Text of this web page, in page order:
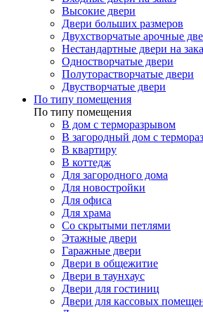
Высокие двери
Двери больших размеров
Двухстворчатые арочные
Нестандартные двери на
Одностворчатые двери
Полуторастворчатые двери
Двустворчатые двери
По типу помещения
По типу помещения
В дом с терморазрывом
В загородный дом с
В квартиру
В коттедж
Для загородного дома
Для новостройки
Для офиса
Для храма
Со скрытыми петлями
Этажные двери
Гаражные двери
Двери в общежитие
Двери в таунхаус
Двери для гостиниц
Двери для кассовых